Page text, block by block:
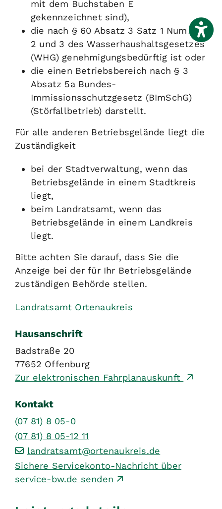
mit dem Buchstaben E
gekennzeichnet sind),
die nach § 60 Absatz 3 Satz 1 Nummer
2 und 3 des Wasserhaushaltsgesetzes
(WHG) genehmigungsbedürftig ist oder
die einen Betriebsbereich nach § 3
Absatz 5a Bundes-
Immissionsschutzgesetz (BImSchG)
(Störfallbetrieb) darstellt.
Für alle anderen Betriebsgelände liegt die
Zuständigkeit
bei der Stadtverwaltung, wenn das
Betriebsgelände in einem Stadtkreis
liegt,
beim Landratsamt, wenn das
Betriebsgelände in einem Landkreis
liegt.
Bitte achten Sie darauf, dass Sie die
Anzeige bei der für Ihr Betriebsgelände
zuständigen Behörde stellen.
Landratsamt Ortenaukreis
Hausanschrift
Badstraße 20
77652 Offenburg
Zur elektronischen Fahrplanauskunft
Kontakt
(07 81) 8 05-0
(07 81) 8 05-12 11
landratsamt@ortenaukreis.de
Sichere Servicekonto-Nachricht über
service-bw.de senden